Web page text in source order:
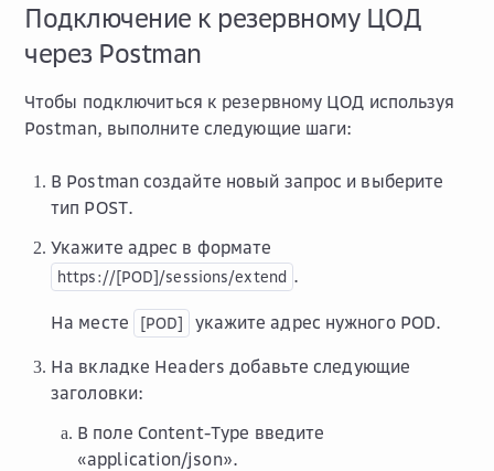
Подключение к резервному ЦОД
через Postman
Чтобы подключиться к резервному ЦОД используя
Postman, выполните следующие шаги:
В Postman создайте новый запрос и выберите
тип POST.
Укажите адрес в формате
https://[POD]/sessions/extend .
На месте [POD]
укажите адрес нужного POD.
На вкладке Headers добавьте следующие
заголовки:
В поле Content-Type введите
«application/json».